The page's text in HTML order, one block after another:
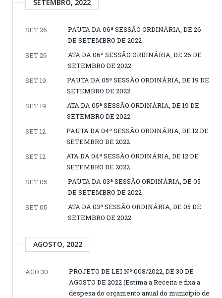
SETEMBRO, 2022
SET 26
PAUTA DA 06ª SESSÃO ORDINÁRIA, DE 26
DE SETEMBRO DE 2022
SET 26
ATA DA 06ª SESSÃO ORDINÁRIA, DE 26 DE
SETEMBRO DE 2022
SET 19
PAUTA DA 05ª SESSÃO ORDINÁRIA, DE 19 DE
SETEMBRO DE 2022
SET 19
ATA DA 05ª SESSÃO ORDINÁRIA, DE 19 DE
SETEMBRO DE 2022
SET 12
PAUTA DA 04ª SESSÃO ORDINÁRIA, DE 12 DE
SETEMBRO DE 2022
SET 12
ATA DA 04ª SESSÃO ORDINÁRIA, DE 12 DE
SETEMBRO DE 2022
SET 05
PAUTA DA 03ª SESSÃO ORDINÁRIA, DE 05
DE SETEMBRO DE 2022
SET 05
ATA DA 03ª SESSÃO ORDINÁRIA, DE 05 DE
SETEMBRO DE 2022
AGOSTO, 2022
AGO 30
PROJETO DE LEI Nº 008/2022, DE 30 DE
AGOSTO DE 2022 (Estima a Receita e fixa a
despesa do orçamento anual do município de